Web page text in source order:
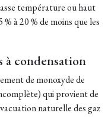
température ou haut
à 20 % de moins que les
à condensation
de monoxyde de
qui provient de
naturelle des gaz